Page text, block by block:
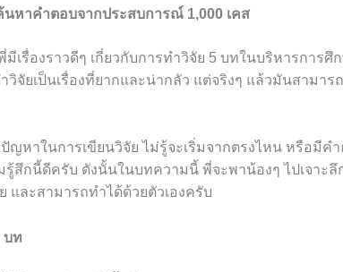
หาคำตอบจากประสบการณ์ 1,000 เคส
เรื่องราวดีๆ เกี่ยวกับการทำวิจัย 5 บทในบริหารการศึ
จัยเป็นเรื่องที่ยากและน่ากลัว แต่จริงๆ แล้วมันสามาร
ญหาในการเขียนวิจัย ไม่รู้จะเริ่มจากตรงไหน หรือมีค
รู้สึกนี้ดีครับ ดังนั้นในบทความนี้ พี่จะพาน้องๆ ไปเจาะ
และสามารถทำได้ด้วยตัวเองครับ
บท